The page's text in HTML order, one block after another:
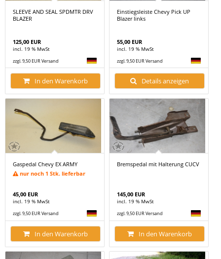
SLEEVE AND SEAL SPDMTR DRV
BLAZER
125,00 EUR
incl. 19 % MwSt
zzgl. 9,50 EUR Versand
In den Warenkorb
Einstiegsleiste Chevy Pick UP
Blazer links
55,00 EUR
incl. 19 % MwSt
zzgl. 9,50 EUR Versand
Details anzeigen
Gaspedal Chevy EX ARMY
nur noch 1 Stk. lieferbar
45,00 EUR
incl. 19 % MwSt
zzgl. 9,50 EUR Versand
In den Warenkorb
Bremspedal mit Halterung CUCV
145,00 EUR
incl. 19 % MwSt
zzgl. 9,50 EUR Versand
In den Warenkorb